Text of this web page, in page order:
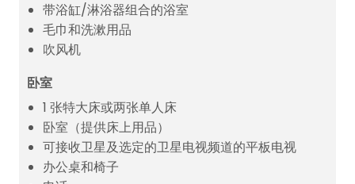
带浴缸/淋浴器组合的浴室
毛巾和洗漱用品
吹风机
卧室
1 张特大床或两张单人床
卧室（提供床上用品）
可接收卫星及选定的卫星电视频道的平板电视
办公桌和椅子